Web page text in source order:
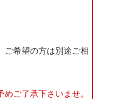
ご希望の方は別途ご相
ご了承下さいませ。